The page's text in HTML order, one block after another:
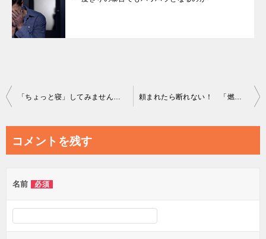
投
ビ
ー
シ
「ちょっと寝」してみませんか？ 頼まれたら断れない！ 「燃え尽き」を防ぐ３つのチェックポイント
コメントを残す
名前 必須